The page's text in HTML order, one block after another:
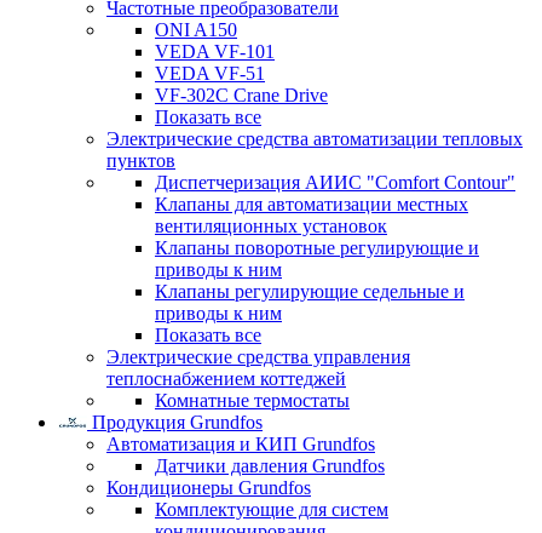
Частотные преобразователи
ONI A150
VEDA VF-101
VEDA VF-51
VF-302C Crane Drive
Показать все
Электрические средства автоматизации тепловых
пунктов
Диспетчеризация АИИС "Comfort Contour"
Клапаны для автоматизации местных
вентиляционных установок
Клапаны поворотные регулирующие и
приводы к ним
Клапаны регулирующие седельные и
приводы к ним
Показать все
Электрические средства управления
теплоснабжением коттеджей
Комнатные термостаты
Продукция Grundfos
Автоматизация и КИП Grundfos
Датчики давления Grundfos
Кондиционеры Grundfos
Комплектующие для систем